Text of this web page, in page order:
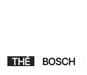
THẺ BOSCH